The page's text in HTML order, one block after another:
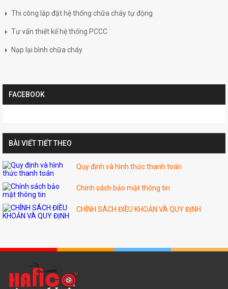
Thi công lắp đặt hệ thống chữa cháy tự động
Tư vấn thiết kế hệ thống PCCC
Nạp lại bình chữa cháy
FACEBOOK
BÀI VIẾT TIẾT THEO
Quy định và hình thức thanh toán
Chính sách bảo mật thông tin
CHÍNH SÁCH ĐIỀU KHOẢN VÀ QUY ĐỊNH